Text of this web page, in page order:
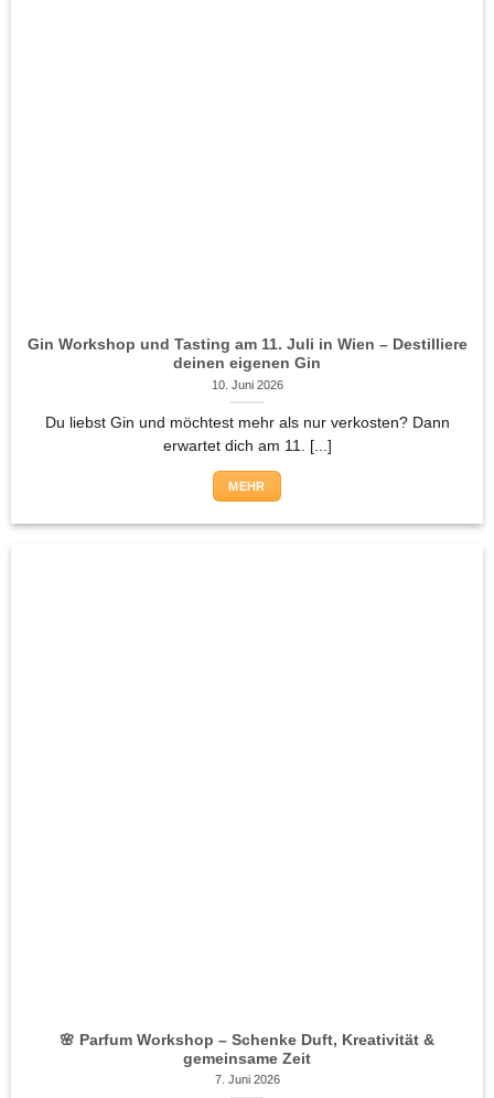
Gin Workshop und Tasting am 11. Juli in Wien – Destilliere
deinen eigenen Gin
10. Juni 2026
Du liebst Gin und möchtest mehr als nur verkosten? Dann
erwartet dich am 11. [...]
MEHR
🌸 Parfum Workshop – Schenke Duft, Kreativität &
gemeinsame Zeit
7. Juni 2026